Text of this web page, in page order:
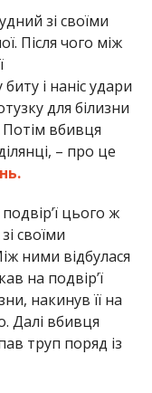
зі своїми
Після чого між
і наніс удари
для білизни
вбивця
– про це
цього ж
своїми
ними відбулася
на подвір’ї
накинув її на
Далі вбивця
труп поряд із